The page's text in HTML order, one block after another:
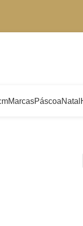
MarcasPáscoaNatal